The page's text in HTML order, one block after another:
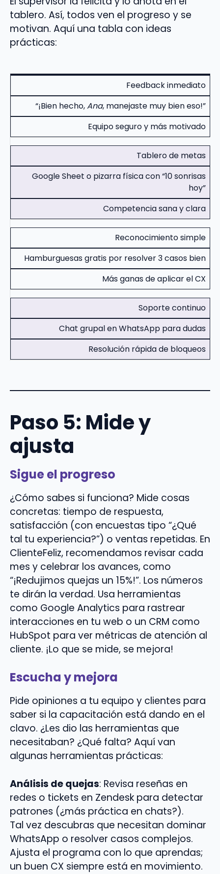
tablero. Así, todos ven el progreso y se
motivan. Aquí una tabla con ideas
prácticas:
Feedback inmediato
“¡Bien hecho,Ana, manejaste muy bien eso!”
Equipo seguro y más motivado
Tablero de metas
Google Sheet o pizarra física con “10 sonrisas
hoy”
Competencia sana y clara
Reconocimiento simple
Hamburguesas gratis por resolver 3 casos bien
Más ganas de aplicar el CX
Soporte continuo
Chat grupal en WhatsApp para dudas
Resolución rápida de bloqueos
Paso 5: Mide y
ajusta
Sigue el progreso
¿Cómo sabes si funciona? Mide cosas
concretas: tiempo de respuesta,
satisfacción (con encuestas tipo “¿Qué
tal tu experiencia?”) o ventas repetidas. En
ClienteFeliz, recomendamos revisar cada
mes y celebrar los avances, como
“¡Redujimos quejas un 15%!”. Los números
te dirán la verdad. Usa herramientas
como Google Analytics para rastrear
interacciones en tu web o un CRM como
HubSpot para ver métricas de atención al
cliente. ¡Lo que se mide, se mejora!
Escucha y mejora
Pide opiniones a tu equipo y clientes para
saber si la capacitación está dando en el
clavo. ¿Les dio las herramientas que
necesitaban? ¿Qué falta? Aquí van
algunas herramientas prácticas:
Análisis de quejas: Revisa reseñas en
redes o tickets en Zendesk para detectar
patrones (¿más práctica en chats?).
Tal vez descubras que necesitan dominar
WhatsApp o resolver casos complejos.
Ajusta el programa con lo que aprendas;
un buen CX siempre está en movimiento.